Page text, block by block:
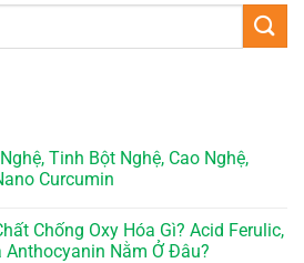
Tinh Bột Nghệ, Cao Nghệ,
Curcumin
Chống Oxy Hóa Gì? Acid Ferulic,
Anthocyanin Nằm Ở Đâu?